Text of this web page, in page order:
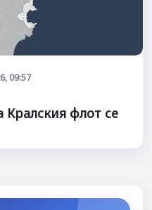
09:57
Кралския флот се